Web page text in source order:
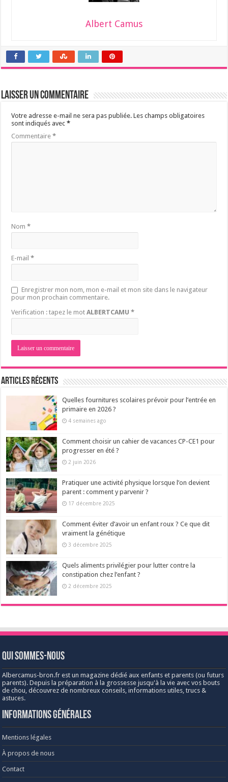
Albert Camus
Laisser un commentaire
Votre adresse e-mail ne sera pas publiée. Les champs obligatoires
sont indiqués avec*
Commentaire*
Nom*
E-mail*
Enregistrer mon nom, mon e-mail et mon site dans le navigateur
pour mon prochain commentaire.
Verification : tapez le motALBERTCAMU *
Articles récents
Quelles fournitures scolaires prévoir pour l’entrée en
primaire en 2026 ?
4 semaines ago
Comment choisir un cahier de vacances CP-CE1 pour
progresser en été ?
2 juin 2026
Pratiquer une activité physique lorsque l’on devient
parent : comment y parvenir ?
17 décembre 2025
Comment éviter d’avoir un enfant roux ? Ce que dit
vraiment la génétique
3 décembre 2025
Quels aliments privilégier pour lutter contre la
constipation chez l’enfant ?
2 décembre 2025
Qui sommes-nous
Albercamus-bron.fr est un magazine dédié aux enfants et parents (ou futurs
parents). Depuis la préparation à la grossesse jusqu'à la vie avec vos bouts
de chou, découvrez de nombreux conseils, informations utiles, trucs &
astuces.
Informations générales
Mentions légales
À propos de nous
Contact